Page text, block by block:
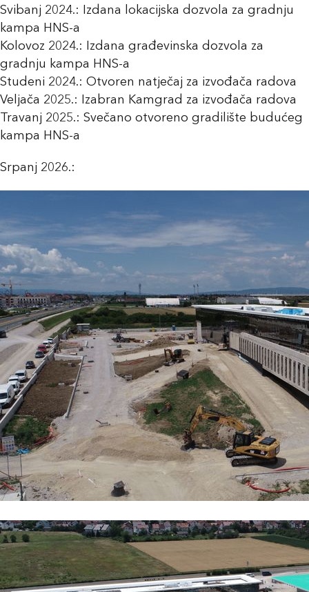
Svibanj 2024.: Izdana lokacijska dozvola za gradnju
kampa HNS-a
Kolovoz 2024.: Izdana građevinska dozvola za
gradnju kampa HNS-a
Studeni 2024.: Otvoren natječaj za izvođača radova
Veljača 2025.: Izabran Kamgrad za izvođača radova
Travanj 2025.: Svečano otvoreno gradilište budućeg
kampa HNS-a
Srpanj 2026.: